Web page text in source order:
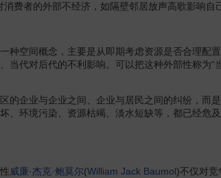
费者的外部不经济，如隔壁邻居放声高歌影响自
空间概念，主要是从即期考虑资源是否合理配
当代对后代的不利影响。可以把这种外部性称为
企业与企业之间、企业与居民之间的纠纷，而
、环境污染、资源枯竭、淡水短缺等，都已经
威廉·杰克·鲍莫尔(William Jack Baumol)不仅对竞